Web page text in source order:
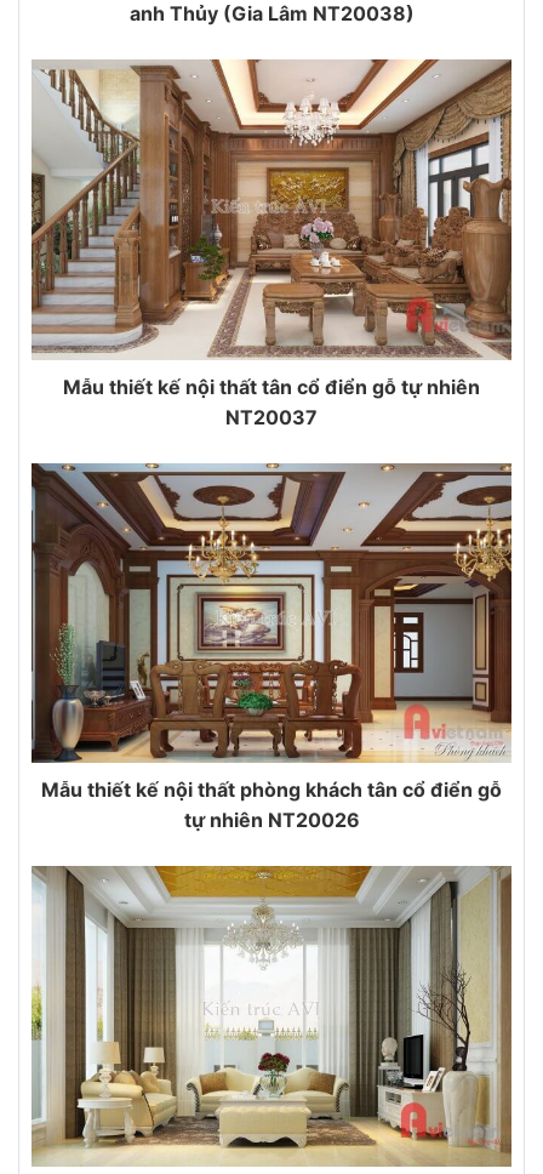
anh Thủy (Gia Lâm NT20038)
Mẫu thiết kế nội thất tân cổ điển gỗ tự nhiên
NT20037
Mẫu thiết kế nội thất phòng khách tân cổ điển gỗ
tự nhiên NT20026